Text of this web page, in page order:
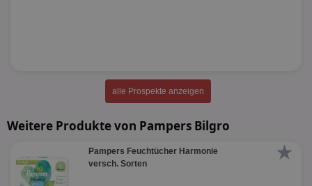
alle Prospekte anzeigen
Weitere Produkte von Pampers Bilgro
★
Pampers Feuchtücher Harmonie
versch. Sorten